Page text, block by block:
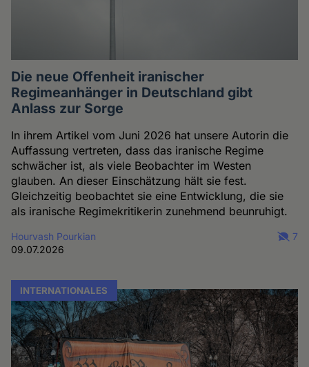
Die neue Offenheit iranischer
Regimeanhänger in Deutschland gibt
Anlass zur Sorge
In ihrem Artikel vom Juni 2026 hat unsere Autorin die
Auffassung vertreten, dass das iranische Regime
schwächer ist, als viele Beobachter im Westen
glauben. An dieser Einschätzung hält sie fest.
Gleichzeitig beobachtet sie eine Entwicklung, die sie
als iranische Regimekritikerin zunehmend beunruhigt.
Hourvash Pourkian
09.07.2026
7
INTERNATIONALES